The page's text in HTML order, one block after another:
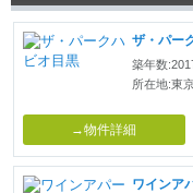
ザ・パー
築年数
所在地:東
→物件詳細
ワインア